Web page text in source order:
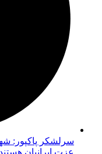
سرلشکر پاکپور: